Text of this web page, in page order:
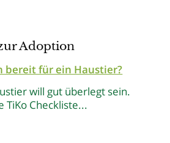
Adoption
bereit für ein Haustier?
will gut überlegt sein.
TiKo Checkliste...